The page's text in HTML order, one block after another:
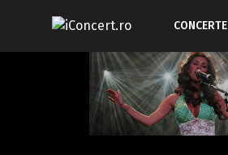
CONCERTE